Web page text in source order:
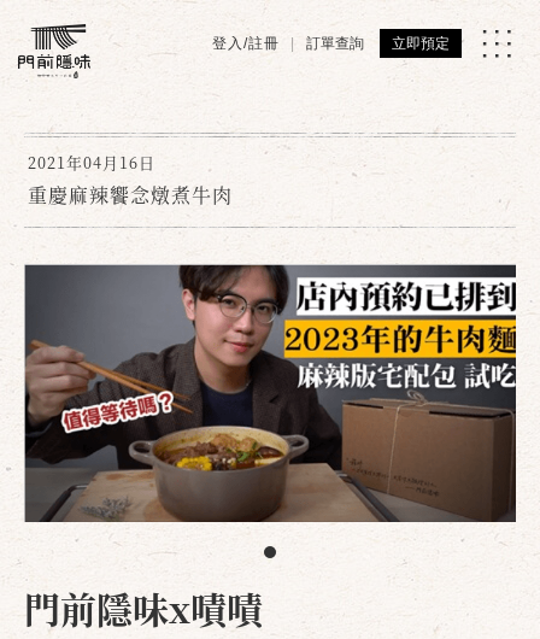
登入/註冊 訂單查詢 立即預定
2021年04月16日
重慶麻辣饗念燉煮牛肉
門前隱味x嘖嘖